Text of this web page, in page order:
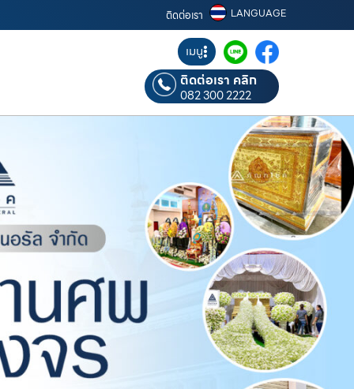
ติดต่อเรา LANGUAGE
เมนู
ติดต่อเรา คลิก
082 300 2222